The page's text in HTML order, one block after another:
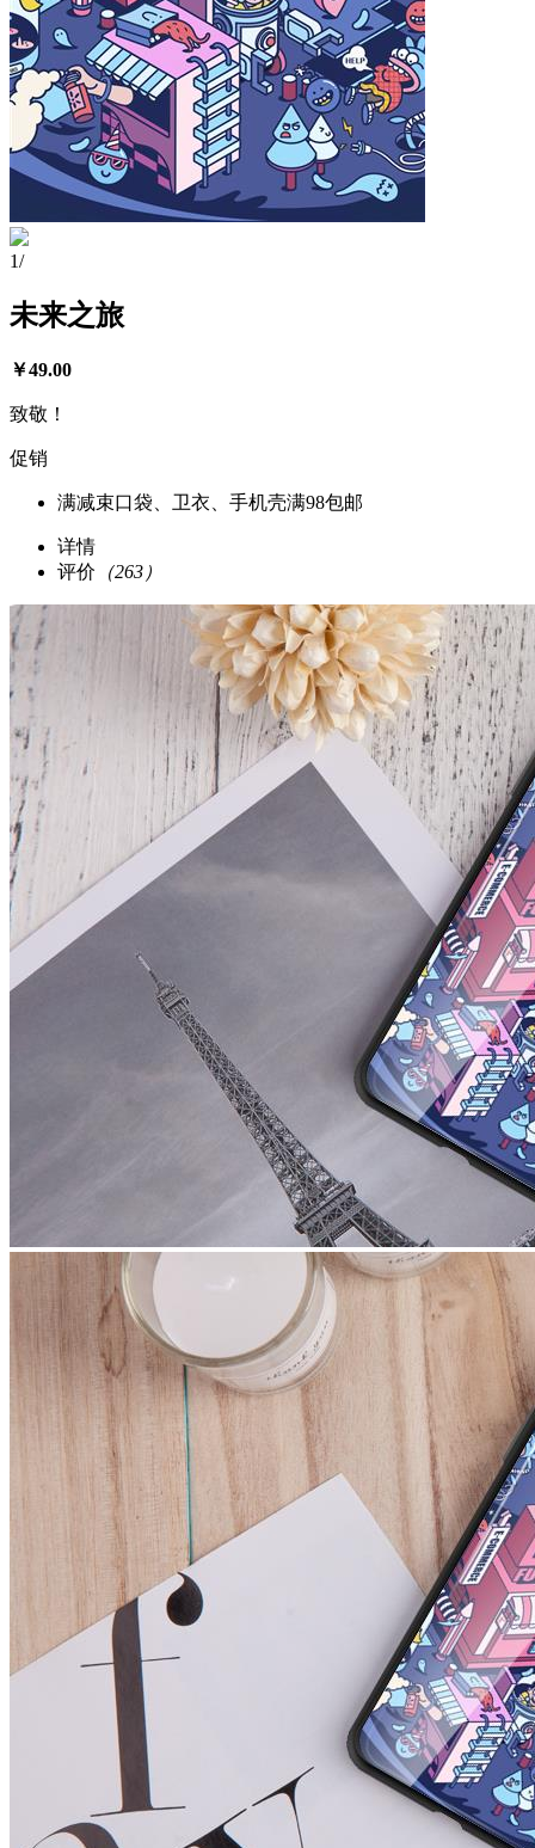
1/
未来之旅
￥49.00
致敬！
促销
满减束口袋、卫衣、手机壳满98包邮
详情
评价 （263）